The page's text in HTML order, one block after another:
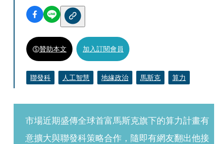
贊助本文 加入訂閱會員
聯發科 人工智慧 地緣政治 馬斯克 算力
市場近期盛傳全球首富馬斯克旗下的算力計畫有
意擴大與聯發科策略合作，隨即有網友翻出他接